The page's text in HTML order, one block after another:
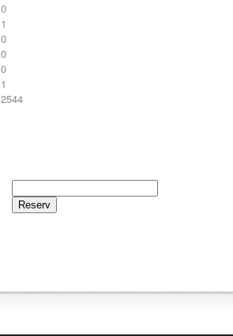
0
1
0
0
0
1
2544